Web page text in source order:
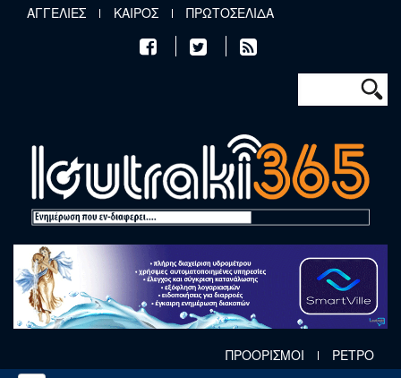
Παράκαμψη προς το κυρίως περιεχόμενο
ΑΓΓΕΛΙΕΣ ΚΑΙΡΟΣ ΠΡΩΤΟΣΕΛΙΔΑ
Φόρμα
Αναζήτηση
ΠΡΟΟΡΙΣΜΟΙ ΡΕΤΡΟ